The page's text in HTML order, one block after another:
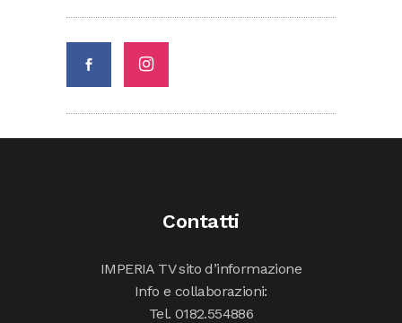
Contatti
IMPERIA TV sito d’informazione
Info e collaborazioni:
Tel. 0182.554886